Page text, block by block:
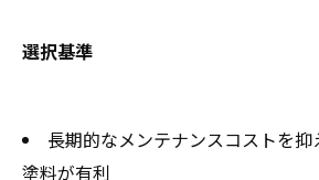
選択基準
長期的なメンテナンスコストを
塗料が有利